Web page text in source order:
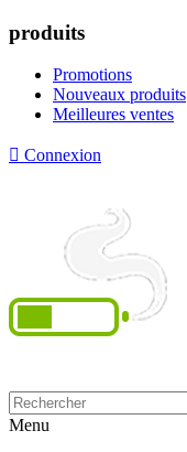
produits
Promotions
Nouveaux produits
Meilleures ventes
 Connexion
Menu